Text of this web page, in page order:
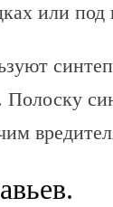
или
Полоску